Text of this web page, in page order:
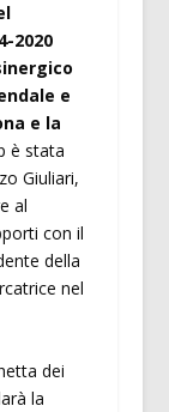
2020
e
e la
è stata
Giuliari,
al
con il
della
nel
dei
la